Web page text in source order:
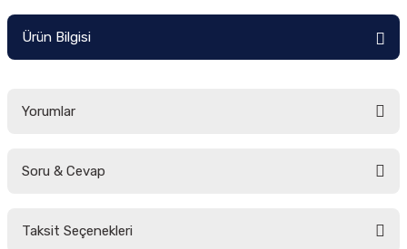
Ürün Bilgisi
Yorumlar
Soru & Cevap
Taksit Seçenekleri